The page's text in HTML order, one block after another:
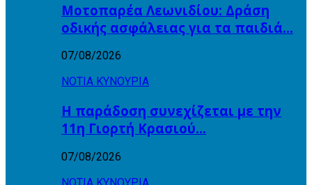
Μοτοπαρέα Λεωνιδίου: Δράση
οδικής ασφάλειας για τα παιδιά…
07/08/2026
ΝΟΤΙΑ ΚΥΝΟΥΡΙΑ
Η παράδοση συνεχίζεται με την
11η Γιορτή Κρασιού…
07/08/2026